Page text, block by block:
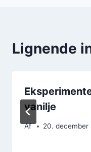
Lignende
vanilje
Af 20. december